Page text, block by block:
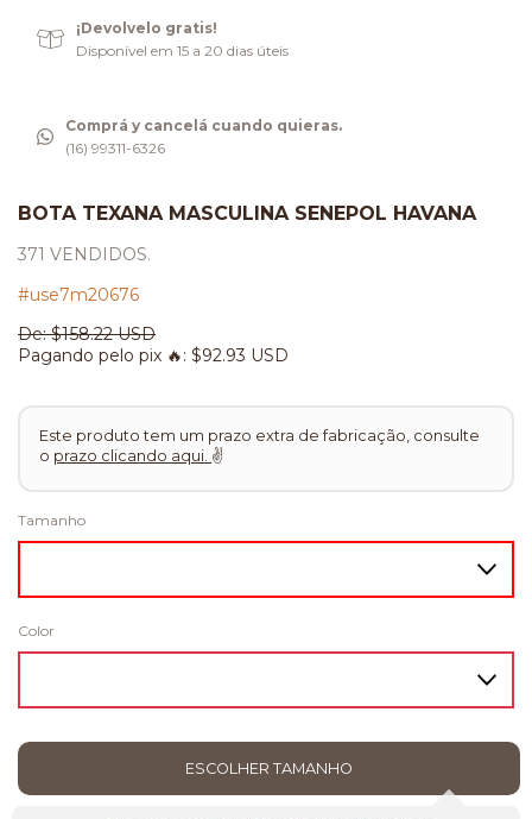
¡Devolvelo gratis!
Disponível em 15 a 20 dias úteis
Comprá y cancelá cuando quieras.
(16) 99311-6326
BOTA TEXANA MASCULINA SENEPOL HAVANA
371 VENDIDOS.
#use7m20676
De:$158.22 USD
Pagando pelo pix 🔥: $92.93 USD
Este produto tem um prazo extra de fabricação, consulte
o prazo clicando aqui. ✌
Tamanho
Color